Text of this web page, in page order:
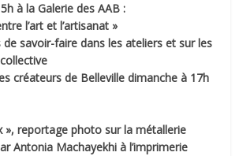
à la Galerie des AAB :
l’art et l’artisanat »
savoir-faire dans les ateliers et sur les
créateurs de Belleville dimanche à 17h
», reportage photo sur la métallerie
Antonia Machayekhià l’imprimerie